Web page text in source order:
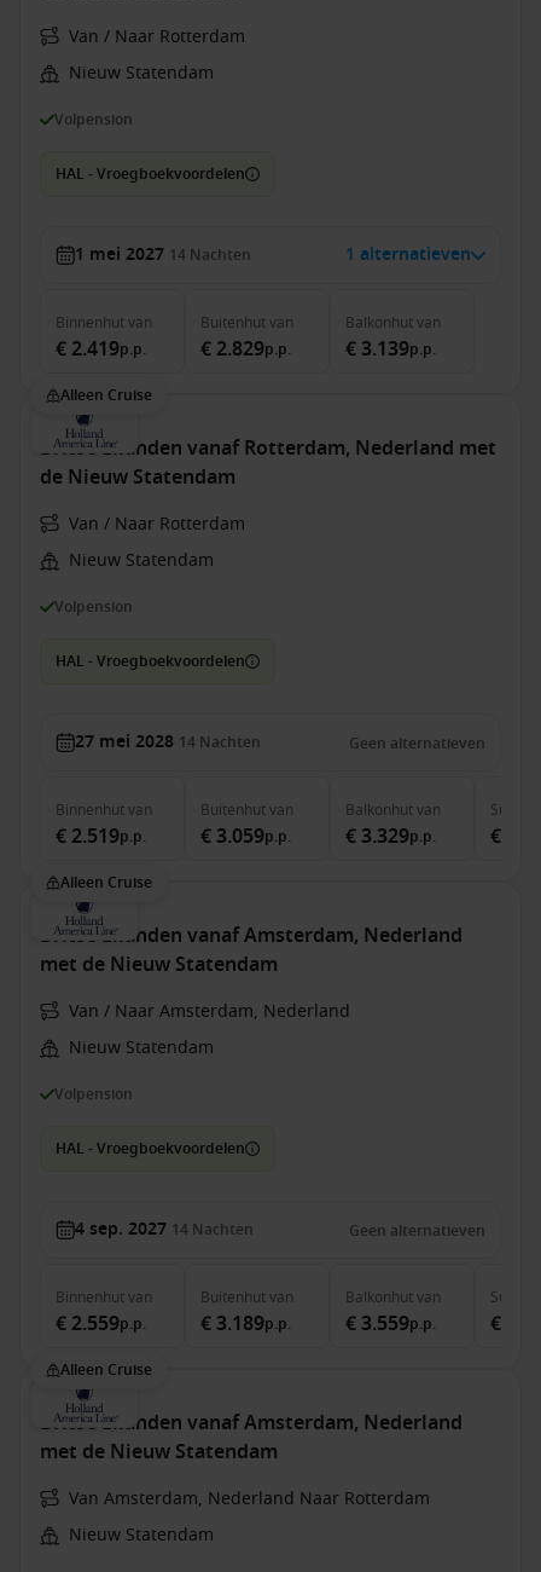
Van / Naar Rotterdam
Nieuw Statendam
Volpension
HAL - Vroegboekvoordelen
1 mei 2027 14 Nachten 1 alternatieven
Binnenhutvan
€ 2.419p.p.
Buitenhutvan
€ 2.829p.p.
Balkonhutvan
€ 3.139p.p.
Alleen Cruise
Britse Eilanden vanaf Rotterdam, Nederland met
de Nieuw Statendam
Van / Naar Rotterdam
Nieuw Statendam
Volpension
HAL - Vroegboekvoordelen
27 mei 2028 14 Nachten Geen alternatieven
Binnenhutvan
€ 2.519p.p.
Buitenhutvan
€ 3.059p.p.
Balkonhutvan
€ 3.329p.p.
Suite
€
Alleen Cruise
Britse Eilanden vanaf Amsterdam, Nederland
met de Nieuw Statendam
Van / Naar Amsterdam, Nederland
Nieuw Statendam
Volpension
HAL - Vroegboekvoordelen
4 sep. 2027 14 Nachten Geen alternatieven
Binnenhutvan
€ 2.559p.p.
Buitenhutvan
€ 3.189p.p.
Balkonhutvan
€ 3.559p.p.
Suite
€
Alleen Cruise
Britse Eilanden vanaf Amsterdam, Nederland
met de Nieuw Statendam
Van Amsterdam, Nederland Naar Rotterdam
Nieuw Statendam